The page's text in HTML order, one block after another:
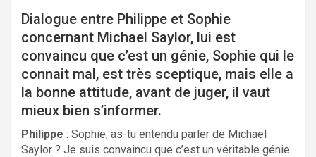
Dialogue entre Philippe et Sophie
concernant Michael Saylor, lui est
convaincu que c’est un génie, Sophie qui le
connait mal, est très sceptique, mais elle a
la bonne attitude, avant de juger, il vaut
mieux bien s’informer.
Philippe : Sophie, as-tu entendu parler de Michael
Saylor ? Je suis convaincu que c’est un véritable génie